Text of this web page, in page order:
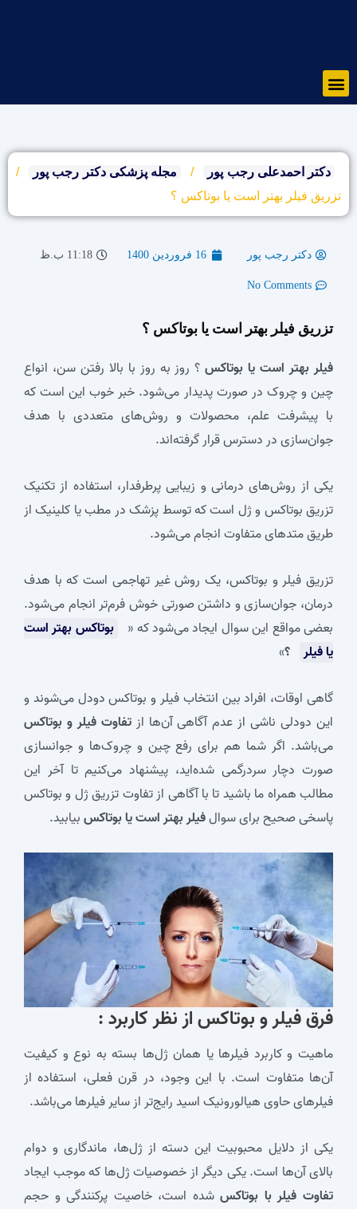
Menu
دکتر احمدعلی رجب پور / مجله پزشکی دکتر رجب پور
/
تزریق فیلر بهتر است یا بوتاکس ؟
دکتر رجب پور 16 فروردین 1400 11:18 ب.ظ
No Comments
تزریق فیلر بهتر است یا بوتاکس ؟
فیلر بهتر است یا بوتاکس؟ روز به روز با بالا رفتن سن، انواع
چین و چروک در صورت پدیدار می‌شود. خبر خوب این است که
با پیشرفت علم، محصولات و روش‌های متعددی با هدف
جوان‌سازی در دسترس قرار گرفته‌اند.
یکی از روش‌های درمانی و زیبایی پرطرفدار، استفاده از تکنیک
تزریق بوتاکس و ژل است که توسط پزشک در مطب یا کلینیک از
طریق متدهای متفاوت انجام می‌شود.
تزریق فیلر و بوتاکس، یک روش غیر تهاجمی است که با هدف
درمان، جوان‌سازی و داشتن صورتی خوش فرم‌تر انجام می‌شود.
بعضی مواقع این سوال ایجاد می‌شود که «
بوتاکس بهتر است
یا فیلر
؟»
گاهی اوقات، افراد بین انتخاب فیلر و بوتاکس دودل می‌شوند و
این دودلی ناشی از عدم آگاهی آن‌ها ازتفاوت فیلر و بوتاکس
می‌باشد. اگر شما هم برای رفع چین و چروک‌ها و جوانسازی
صورت دچار سردرگمی شده‌اید، پیشنهاد می‌کنیم تا آخر این
مطالب همراه ما باشید تا با آگاهی از تفاوت تزریق ژل و بوتاکس
پاسخی صحیح برای سوالفیلر بهتر است یا بوتاکسبیابید.
فرق فیلر و بوتاکس از نظر کاربرد :
ماهیت و کاربرد فیلرها یا همان ژل‌ها بسته به نوع و کیفیت
آن‌ها متفاوت است. با این وجود، در قرن فعلی، استفاده از
فیلرهای حاوی هیالورونیک اسید رایج‌تر از سایر فیلرها می‌باشد.
یکی از دلایل محبوبیت این دسته از ژل‌ها، ماندگاری و دوام
بالای آن‌ها است. یکی دیگر از خصوصیات ژل‌ها که موجب ایجاد
تفاوت فیلر با بوتاکسشده است، خاصیت پرکنندگی و حجم